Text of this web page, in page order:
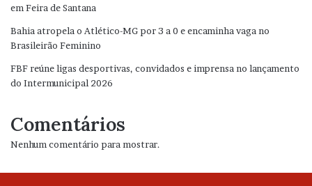
em Feira de Santana
Bahia atropela o Atlético-MG por 3 a 0 e encaminha vaga no
Brasileirão Feminino
FBF reúne ligas desportivas, convidados e imprensa no lançamento
do Intermunicipal 2026
Comentários
Nenhum comentário para mostrar.